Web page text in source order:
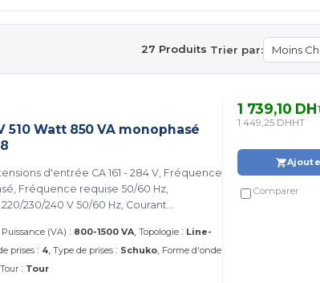
Trier par:
27 Produits
510 Watt 850 VA monophasé
d'entrée CA 161 - 284 V, Fréquence
Fréquence requise 50/60 Hz,
230/240 V 50/60 Hz, Courant
réseau - 1 ligne d'entrée / 1 ligne de
Puissance (VA) : 800-1500 VA Topologie : Line-
prises : 4 Type de prises : Schuko Forme d'onde
: Tour
1 739,10 DH
1 449,25 DHHT
Comparer